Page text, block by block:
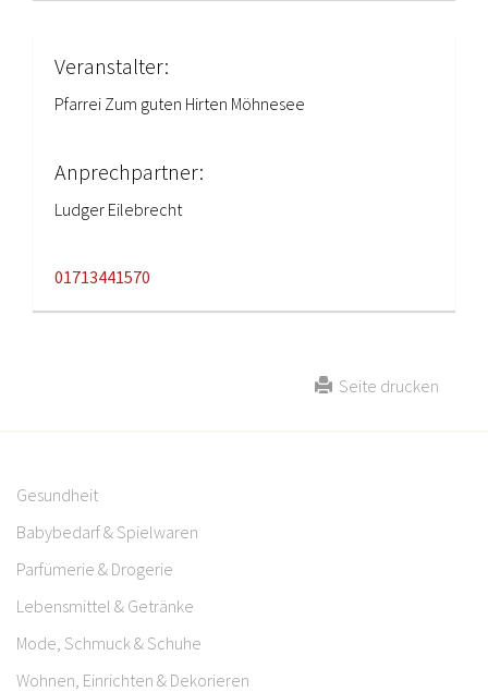
Veranstalter:
Pfarrei Zum guten Hirten Möhnesee
Anprechpartner:
Ludger Eilebrecht
01713441570
Seite drucken
Gesundheit
Babybedarf & Spielwaren
Parfümerie & Drogerie
Lebensmittel & Getränke
Mode, Schmuck & Schuhe
Wohnen, Einrichten & Dekorieren